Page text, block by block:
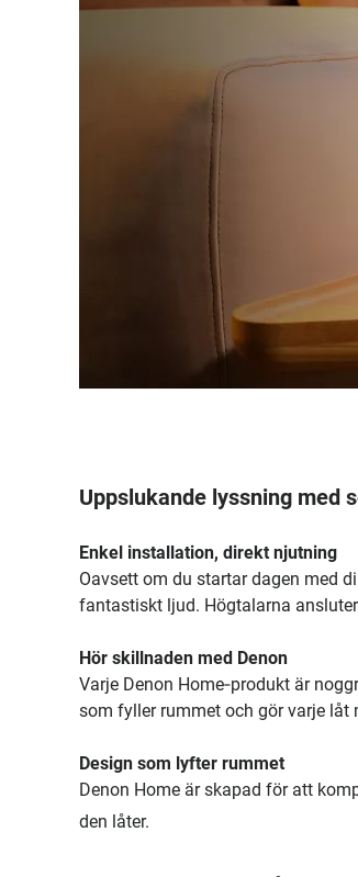
Uppslukande lyssning med
Enkel installation, direkt njutning
Oavsett om du startar dagen med
fantastiskt ljud. Högtalarna
Hör skillnaden med Denon
Varje Denon Home‑produkt är
som fyller rummet och gör varje låt
Design som lyfter rummet
Denon Home är skapad för att
den låter.